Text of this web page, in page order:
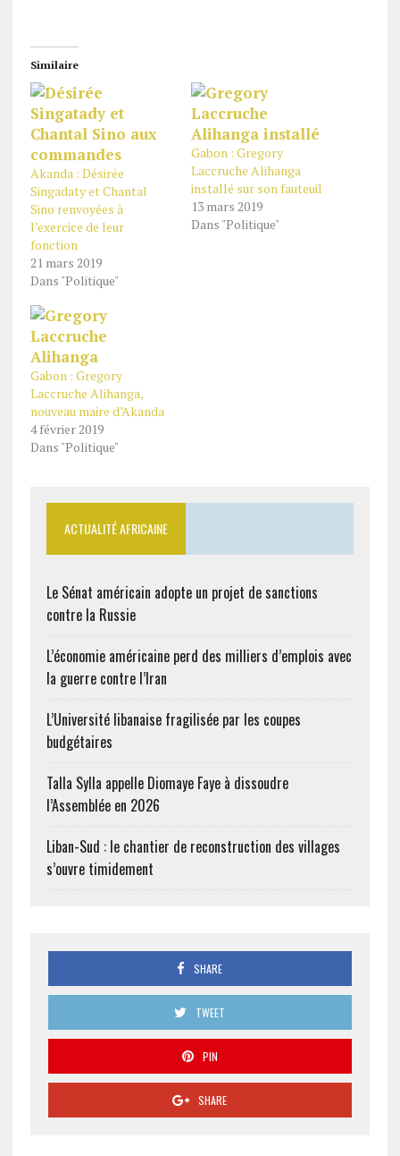
Similaire
Akanda : Désirée
Singadaty et Chantal
Sino renvoyées à
l’exercice de leur
fonction
21 mars 2019
Dans "Politique"
Gabon : Gregory
Laccruche Alihanga
installé sur son fauteuil
13 mars 2019
Dans "Politique"
Gabon : Gregory
Laccruche Alihanga,
nouveau maire d’Akanda
4 février 2019
Dans "Politique"
ACTUALITÉ AFRICAINE
Le Sénat américain adopte un projet de sanctions
contre la Russie
L’économie américaine perd des milliers d’emplois avec
la guerre contre l’Iran
L’Université libanaise fragilisée par les coupes
budgétaires
Talla Sylla appelle Diomaye Faye à dissoudre
l’Assemblée en 2026
Liban-Sud : le chantier de reconstruction des villages
s’ouvre timidement
SHARE
TWEET
PIN
SHARE